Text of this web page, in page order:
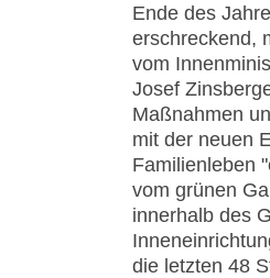
Ende des
erschreckend,
vom
Josef
Maßnahmen
mit der neuen
Familienleben
vom grünen
innerhalb des
die letzten 48